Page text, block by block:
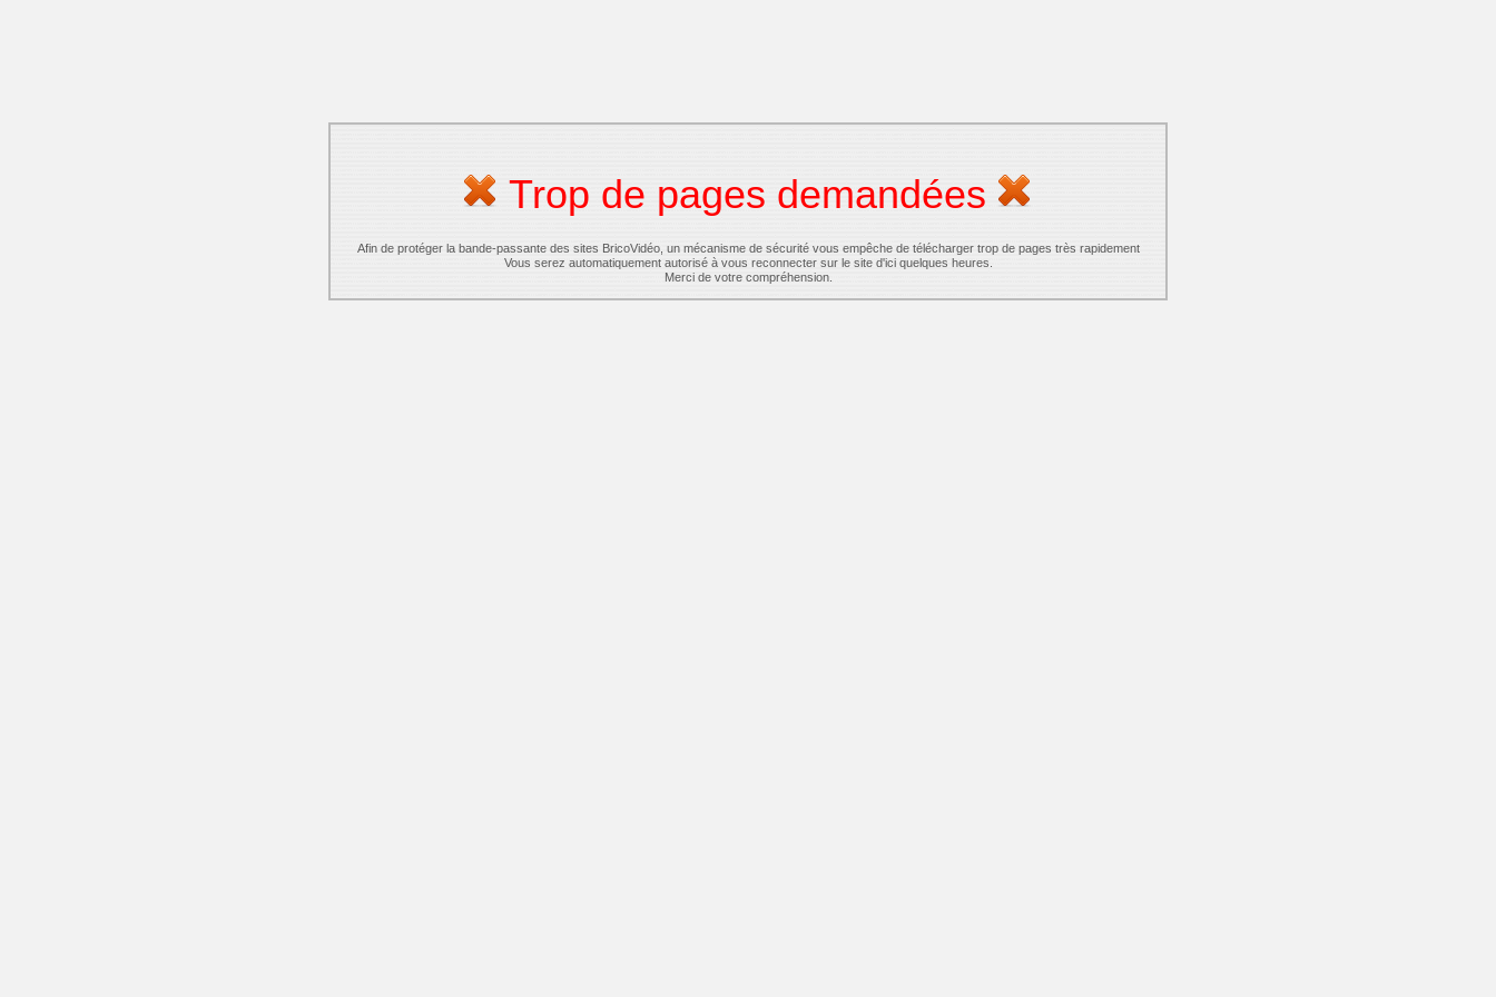
Trop de pages demandées
Afin de protéger la bande-passante des sites BricoVidéo, un mécanisme de sécurité vous empêche de télécharger trop de pages très rapidement
Vous serez automatiquement autorisé à vous reconnecter sur le site d'ici quelques heures.
Merci de votre compréhension.